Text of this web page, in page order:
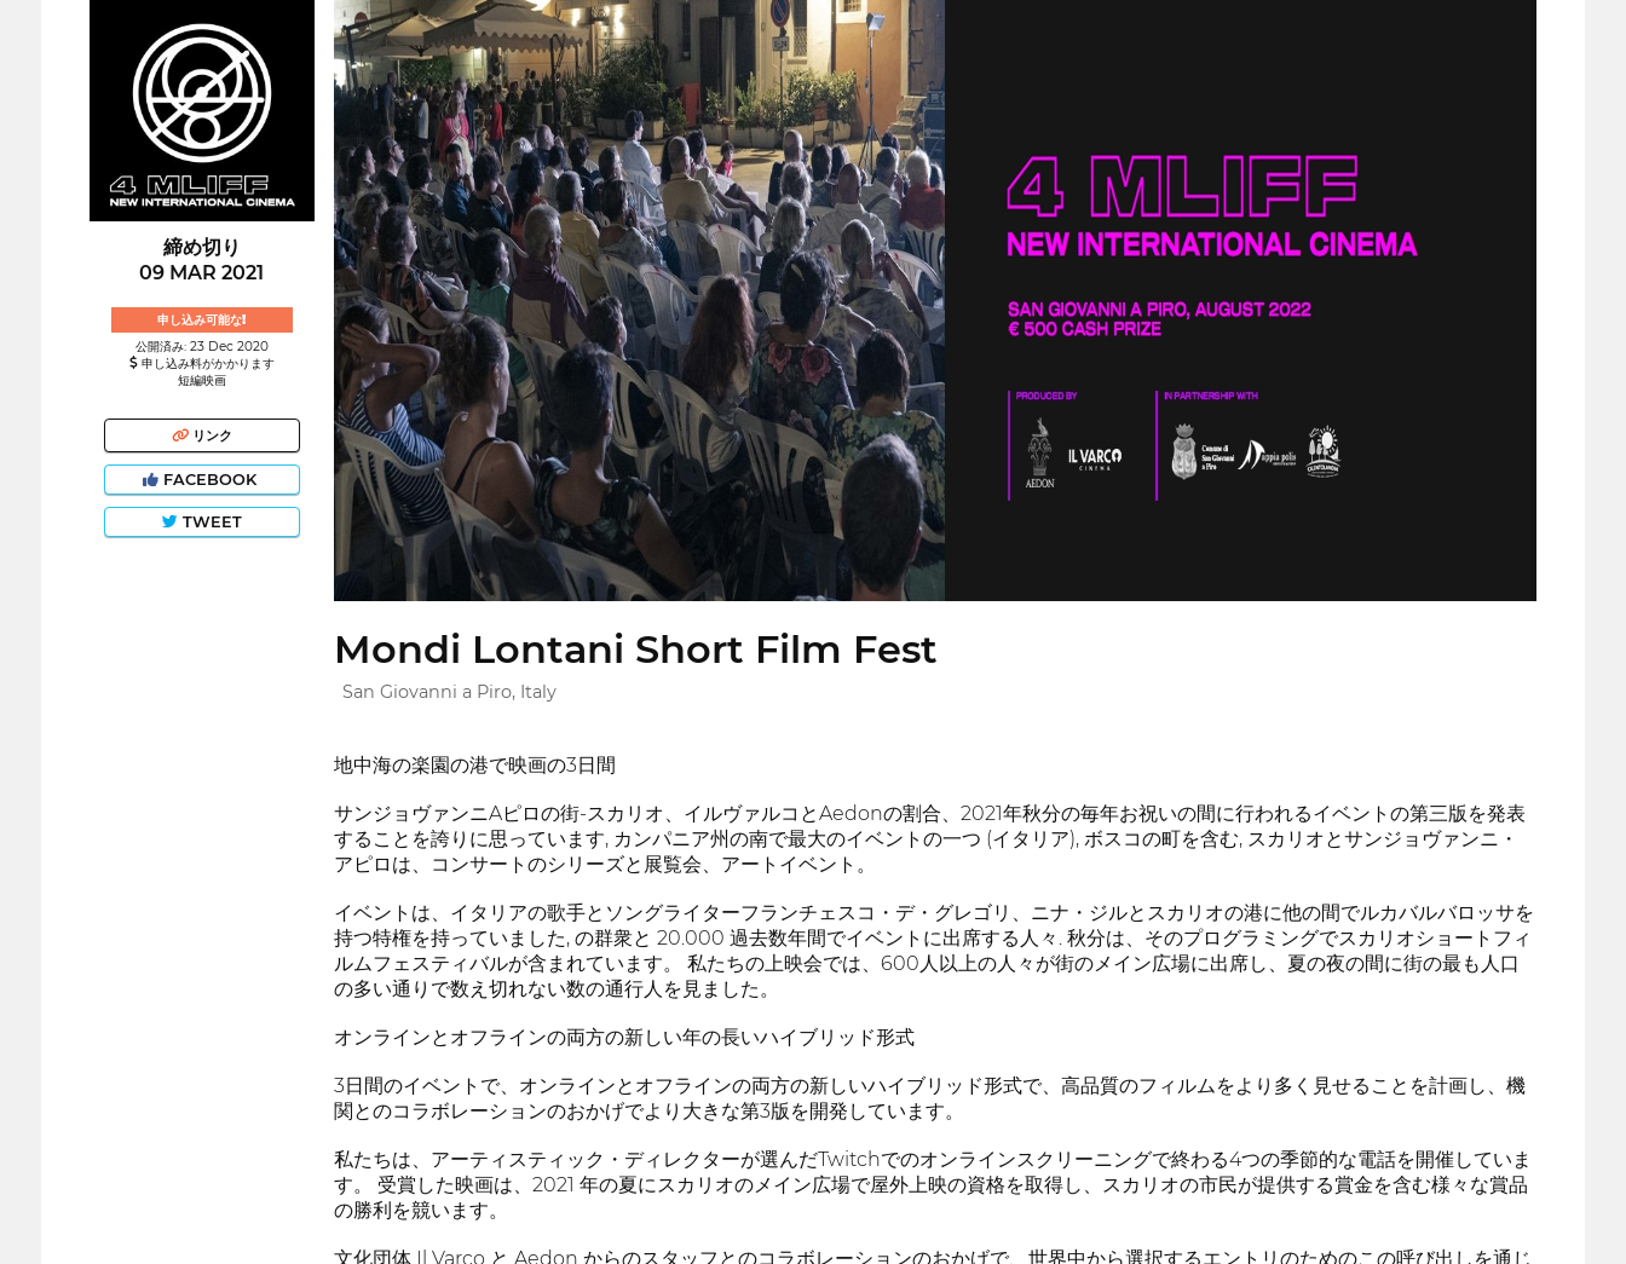
締め切り
09 MAR 2021
申し込み可能な!
公開済み: 23 Dec 2020
申し込み料がかかります
短編映画
リンク
FACEBOOK
TWEET
Mondi Lontani Short Film Fest
San Giovanni a Piro, Italy
地中海の楽園の港で映画の3日間
サンジョヴァンニAピロの街-スカリオ、イルヴァルコとAedonの割合、2021年秋分の毎年お祝いの間に行われるイベントの第三版を発表
することを誇りに思っています, カンパニア州の南で最大のイベントの一つ (イタリア), ボスコの町を含む, スカリオとサンジョヴァンニ・
アピロは、コンサートのシリーズと展覧会、アートイベント。
イベントは、イタリアの歌手とソングライターフランチェスコ・デ・グレゴリ、ニナ・ジルとスカリオの港に他の間でルカバルバロッサを
持つ特権を持っていました, の群衆と 20.000 過去数年間でイベントに出席する人々. 秋分は、そのプログラミングでスカリオショートフィ
ルムフェスティバルが含まれています。 私たちの上映会では、600人以上の人々が街のメイン広場に出席し、夏の夜の間に街の最も人口
の多い通りで数え切れない数の通行人を見ました。
オンラインとオフラインの両方の新しい年の長いハイブリッド形式
3日間のイベントで、オンラインとオフラインの両方の新しいハイブリッド形式で、高品質のフィルムをより多く見せることを計画し、機
関とのコラボレーションのおかげでより大きな第3版を開発しています。
私たちは、アーティスティック・ディレクターが選んだTwitchでのオンラインスクリーニングで終わる4つの季節的な電話を開催していま
す。 受賞した映画は、2021 年の夏にスカリオのメイン広場で屋外上映の資格を取得し、スカリオの市民が提供する賞金を含む様々な賞品
の勝利を競います。
文化団体 Il Varco と Aedon からのスタッフとのコラボレーションのおかげで、世界中から選択するエントリのためのこの呼び出しを通じ